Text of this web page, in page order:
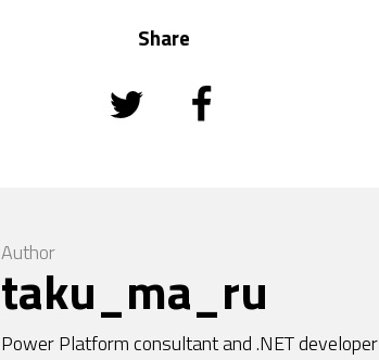
Share
Author
taku_ma_ru
Power Platform consultant and .NET developer